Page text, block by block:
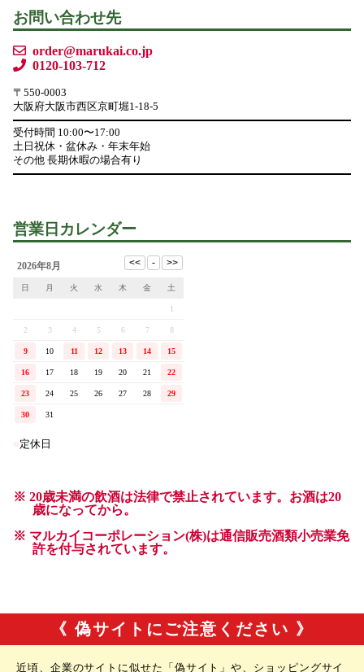
《 偽サイトにご注意ください 》
近頃、企業のサイトに似せた「偽サイト」や、ショッピングサイ